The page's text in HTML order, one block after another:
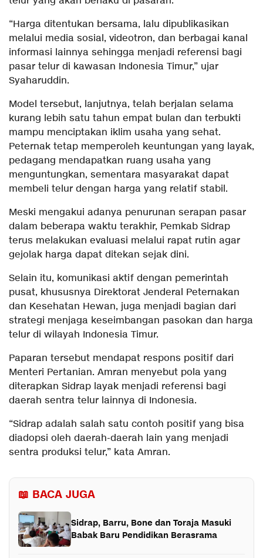
“Harga ditentukan bersama, lalu dipublikasikan
melalui media sosial, videotron, dan berbagai kanal
informasi lainnya sehingga menjadi referensi bagi
pasar telur di kawasan Indonesia Timur,” ujar
Syaharuddin.
Model tersebut, lanjutnya, telah berjalan selama
kurang lebih satu tahun empat bulan dan terbukti
mampu menciptakan iklim usaha yang sehat.
Peternak tetap memperoleh keuntungan yang layak,
pedagang mendapatkan ruang usaha yang
menguntungkan, sementara masyarakat dapat
membeli telur dengan harga yang relatif stabil.
Meski mengakui adanya penurunan serapan pasar
dalam beberapa waktu terakhir, Pemkab Sidrap
terus melakukan evaluasi melalui rapat rutin agar
gejolak harga dapat ditekan sejak dini.
Selain itu, komunikasi aktif dengan pemerintah
pusat, khususnya Direktorat Jenderal Peternakan
dan Kesehatan Hewan, juga menjadi bagian dari
strategi menjaga keseimbangan pasokan dan harga
telur di wilayah Indonesia Timur.
Paparan tersebut mendapat respons positif dari
Menteri Pertanian. Amran menyebut pola yang
diterapkan Sidrap layak menjadi referensi bagi
daerah sentra telur lainnya di Indonesia.
“Sidrap adalah salah satu contoh positif yang bisa
diadopsi oleh daerah-daerah lain yang menjadi
sentra produksi telur,” kata Amran.
📖 BACA JUGA
Sidrap, Barru, Bone dan Toraja Masuki
Babak Baru Pendidikan Berasrama